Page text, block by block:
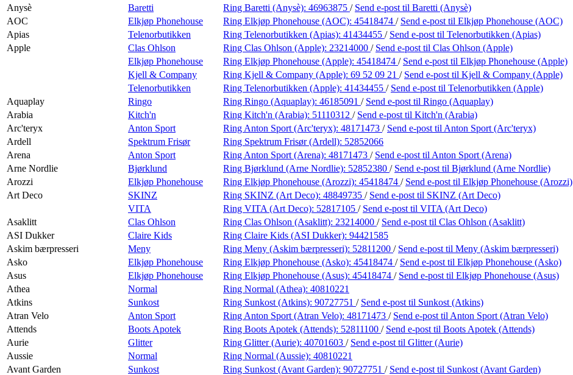
Anysè
Baretti Ring Baretti (Anysè): 46963875 / Send e-post til Baretti (Anysè)
AOC
Elkjøp Phonehouse Ring Elkjøp Phonehouse (AOC): 45418474 / Send e-post til Elkjøp Phonehouse (AOC)
Apias
Telenorbutikken Ring Telenorbutikken (Apias): 41434455 / Send e-post til Telenorbutikken (Apias)
Apple
Clas Ohlson Ring Clas Ohlson (Apple): 23214000 / Send e-post til Clas Ohlson (Apple)
Elkjøp Phonehouse
Ring Elkjøp Phonehouse (Apple): 45418474 / Send e-post til Elkjøp Phonehouse (Apple)
Kjell & Company
Ring Kjell & Company (Apple): 69 52 09 21 / Send e-post til Kjell & Company (Apple)
Telenorbutikken
Ring Telenorbutikken (Apple): 41434455 / Send e-post til Telenorbutikken (Apple)
Aquaplay
Ringo Ring Ringo (Aquaplay): 46185091 / Send e-post til Ringo (Aquaplay)
Arabia
Kitch'n Ring Kitch'n (Arabia): 51110312 / Send e-post til Kitch'n (Arabia)
Arc'teryx
Anton Sport Ring Anton Sport (Arc'teryx): 48171473 / Send e-post til Anton Sport (Arc'teryx)
Ardell
Spektrum Frisør Ring Spektrum Frisør (Ardell): 52852066
Arena
Anton Sport Ring Anton Sport (Arena): 48171473 / Send e-post til Anton Sport (Arena)
Arne Nordlie
Bjørklund Ring Bjørklund (Arne Nordlie): 52852380 / Send e-post til Bjørklund (Arne Nordlie)
Arozzi
Elkjøp Phonehouse Ring Elkjøp Phonehouse (Arozzi): 45418474 / Send e-post til Elkjøp Phonehouse (Arozzi)
Art Deco
SKINZ Ring SKINZ (Art Deco): 48849735 / Send e-post til SKINZ (Art Deco)
VITA
Ring VITA (Art Deco): 52817105 / Send e-post til VITA (Art Deco)
Asaklitt
Clas Ohlson Ring Clas Ohlson (Asaklitt): 23214000 / Send e-post til Clas Ohlson (Asaklitt)
ASI Dukker
Claire Kids Ring Claire Kids (ASI Dukker): 94421585
Askim bærpresseri
Meny Ring Meny (Askim bærpresseri): 52811200 / Send e-post til Meny (Askim bærpresseri)
Asko
Elkjøp Phonehouse Ring Elkjøp Phonehouse (Asko): 45418474 / Send e-post til Elkjøp Phonehouse (Asko)
Asus
Elkjøp Phonehouse Ring Elkjøp Phonehouse (Asus): 45418474 / Send e-post til Elkjøp Phonehouse (Asus)
Athea
Normal Ring Normal (Athea): 40810221
Atkins
Sunkost Ring Sunkost (Atkins): 90727751 / Send e-post til Sunkost (Atkins)
Atran Velo
Anton Sport Ring Anton Sport (Atran Velo): 48171473 / Send e-post til Anton Sport (Atran Velo)
Attends
Boots Apotek Ring Boots Apotek (Attends): 52811100 / Send e-post til Boots Apotek (Attends)
Aurie
Glitter Ring Glitter (Aurie): 40701603 / Send e-post til Glitter (Aurie)
Aussie
Normal Ring Normal (Aussie): 40810221
Avant Garden
Sunkost Ring Sunkost (Avant Garden): 90727751 / Send e-post til Sunkost (Avant Garden)